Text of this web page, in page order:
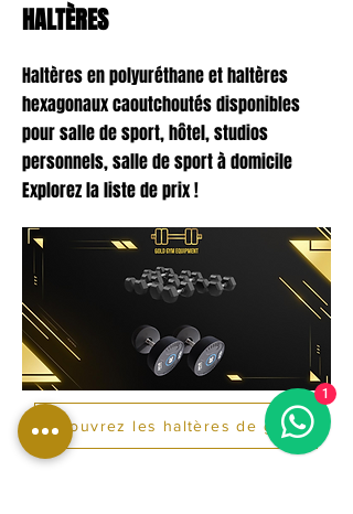
HALTÈRES
Haltères en polyuréthane et haltères
hexagonaux caoutchoutés disponibles
pour salle de sport, hôtel, studios
personnels, salle de sport à domicile
Explorez la liste de prix !
Découvrez les haltères de gym
1